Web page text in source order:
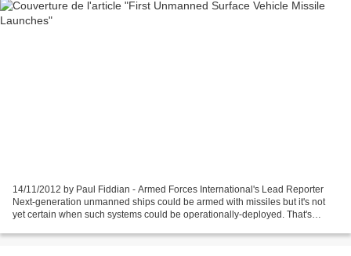
14/11/2012 by Paul Fiddian - Armed Forces International's Lead Reporter
Next-generation unmanned ships could be armed with missiles but it's not
yet certain when such systems could be operationally-deployed. That's